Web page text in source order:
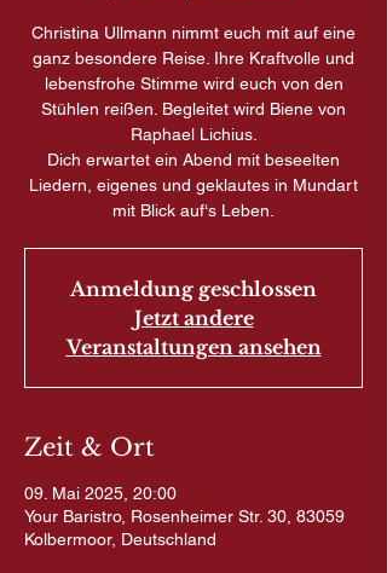
Christina Ullmann nimmt euch mit auf eine
ganz besondere Reise. Ihre Kraftvolle und
lebensfrohe Stimme wird euch von den
Stühlen reißen. Begleitet wird Biene von
Raphael Lichius.
Dich erwartet ein Abend mit beseelten
Liedern, eigenes und geklautes in Mundart
Anmeldung geschlossen
Jetzt andere
Veranstaltungen ansehen
Zeit & Ort
09. Mai 2025, 20:00
Your Baristro, Rosenheimer Str. 30, 83059
Kolbermoor, Deutschland